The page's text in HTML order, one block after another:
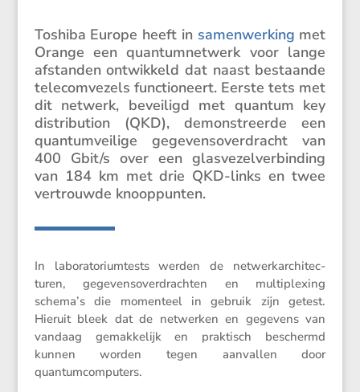
Toshiba Europe heeft in samen­wer­king met
Orange een quantum­net­werk voor lange
afstanden ontwik­keld dat naast bestaande
telecom­ve­zels functi­o­neert. Eerste tets met
dit netwerk, bevei­ligd met quantum key
distri­bu­tion (QKD), demon­streerde een
quantum­vei­lige gegevens­over­dracht van
400 Gbit/​s over een glasve­zel­ver­bin­ding
van 184 km met drie QKD-links en twee
vertrouwde knooppunten.
In labora­to­ri­um­tests werden de netwerk­ar­chi­tec­
turen, gegevens­over­drachten en multi­plexing
schema’s die momen­teel in gebruik zijn getest.
Hieruit bleek dat de netwerken en gegevens van
vandaag gemak­ke­lijk en praktisch beschermd
kunnen worden tegen aanvallen door
quantumcomputers.